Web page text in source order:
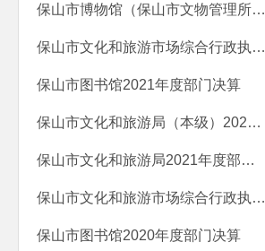
保山市博物馆（保山市文物管理所）2021年度部门决算
保山市文化和旅游市场综合行政执法支队2021年度部门决算
保山市图书馆2021年度部门决算
保山市文化和旅游局（本级）2021年度部门决算公开报告
保山市文化和旅游局2021年度部门决算
保山市文化和旅游市场综合行政执法支队2020年度部门决算
保山市图书馆2020年度部门决算